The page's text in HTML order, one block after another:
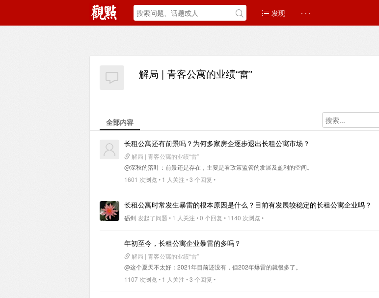
发现 · · ·
解局 | 青客公寓的业绩“雷”
全部内容
长租公寓还有前景吗？为何多家房企逐步退出长租公寓市场？
解局 | 青客公寓的业绩“雷”
@深秋的落叶 ：前景还是存在，主要是看政策监管的发展及盈利的空间。
1601 次浏览 • 1 人关注 • 3 个回复 •
长租公寓时常发生暴雷的根本原因是什么？目前有发展较稳定的长租公寓企业吗？
砺剑 发起了问题 • 1 人关注 • 0 个回复 • 1140 次浏览 •
年初至今，长租公寓企业暴雷的多吗？
解局 | 青客公寓的业绩“雷”
@这个夏天不太好 ：2021年目前还没有，但202年爆雷的就很多了。
1107 次浏览 • 1 人关注 • 3 个回复 •